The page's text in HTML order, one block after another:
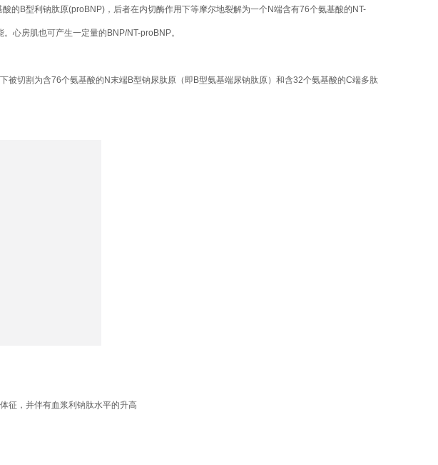
的B型利钠肽原(proBNP)，后者在内切酶作用下等摩尔地裂解为一个N端含有76个氨基酸的NT-
心房肌也可产生一定量的BNP/NT-proBNP。
切割为含76个氨基酸的N末端B型钠尿肽原（即B型氨基端尿钠肽原）和含32个氨基酸的C端多肽
征，并伴有血浆利钠肽水平的升高